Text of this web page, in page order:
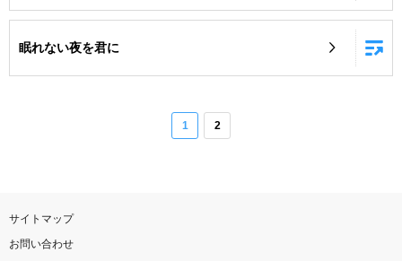
眠れない夜を君に
1 2
サイトマップ
お問い合わせ